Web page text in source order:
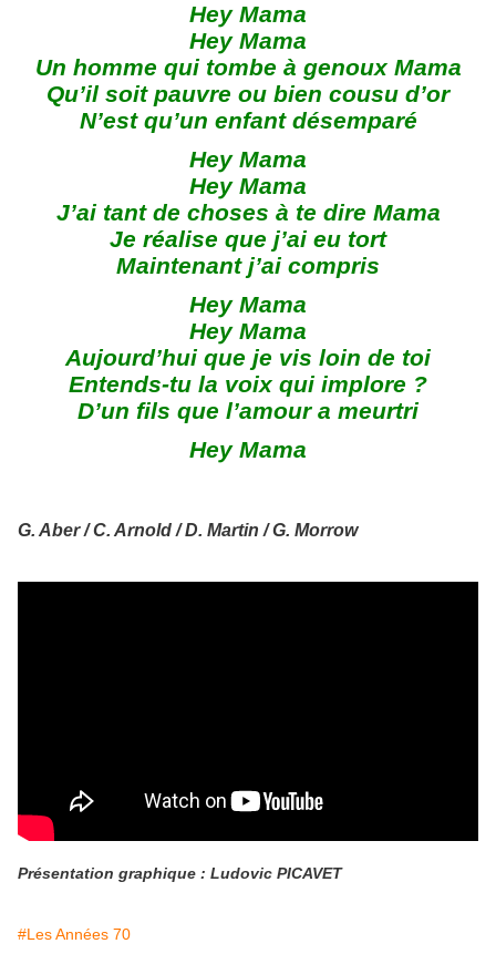
Hey Mama
Hey Mama
Un homme qui tombe à genoux Mama
Qu’il soit pauvre ou bien cousu d’or
N’est qu’un enfant désemparé
Hey Mama
Hey Mama
J’ai tant de choses à te dire Mama
Je réalise que j’ai eu tort
Maintenant j’ai compris
Hey Mama
Hey Mama
Aujourd’hui que je vis loin de toi
Entends-tu la voix qui implore ?
D’un fils que l’amour a meurtri
Hey Mama
G. Aber / C. Arnold / D. Martin / G. Morrow
Présentation graphique : Ludovic PICAVET
#Les Années 70